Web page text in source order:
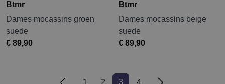
Btmr
Dames mocassins groen
suede
€ 89,90
Btmr
Dames mocassins beige
suede
€ 89,90
1 2 3 4